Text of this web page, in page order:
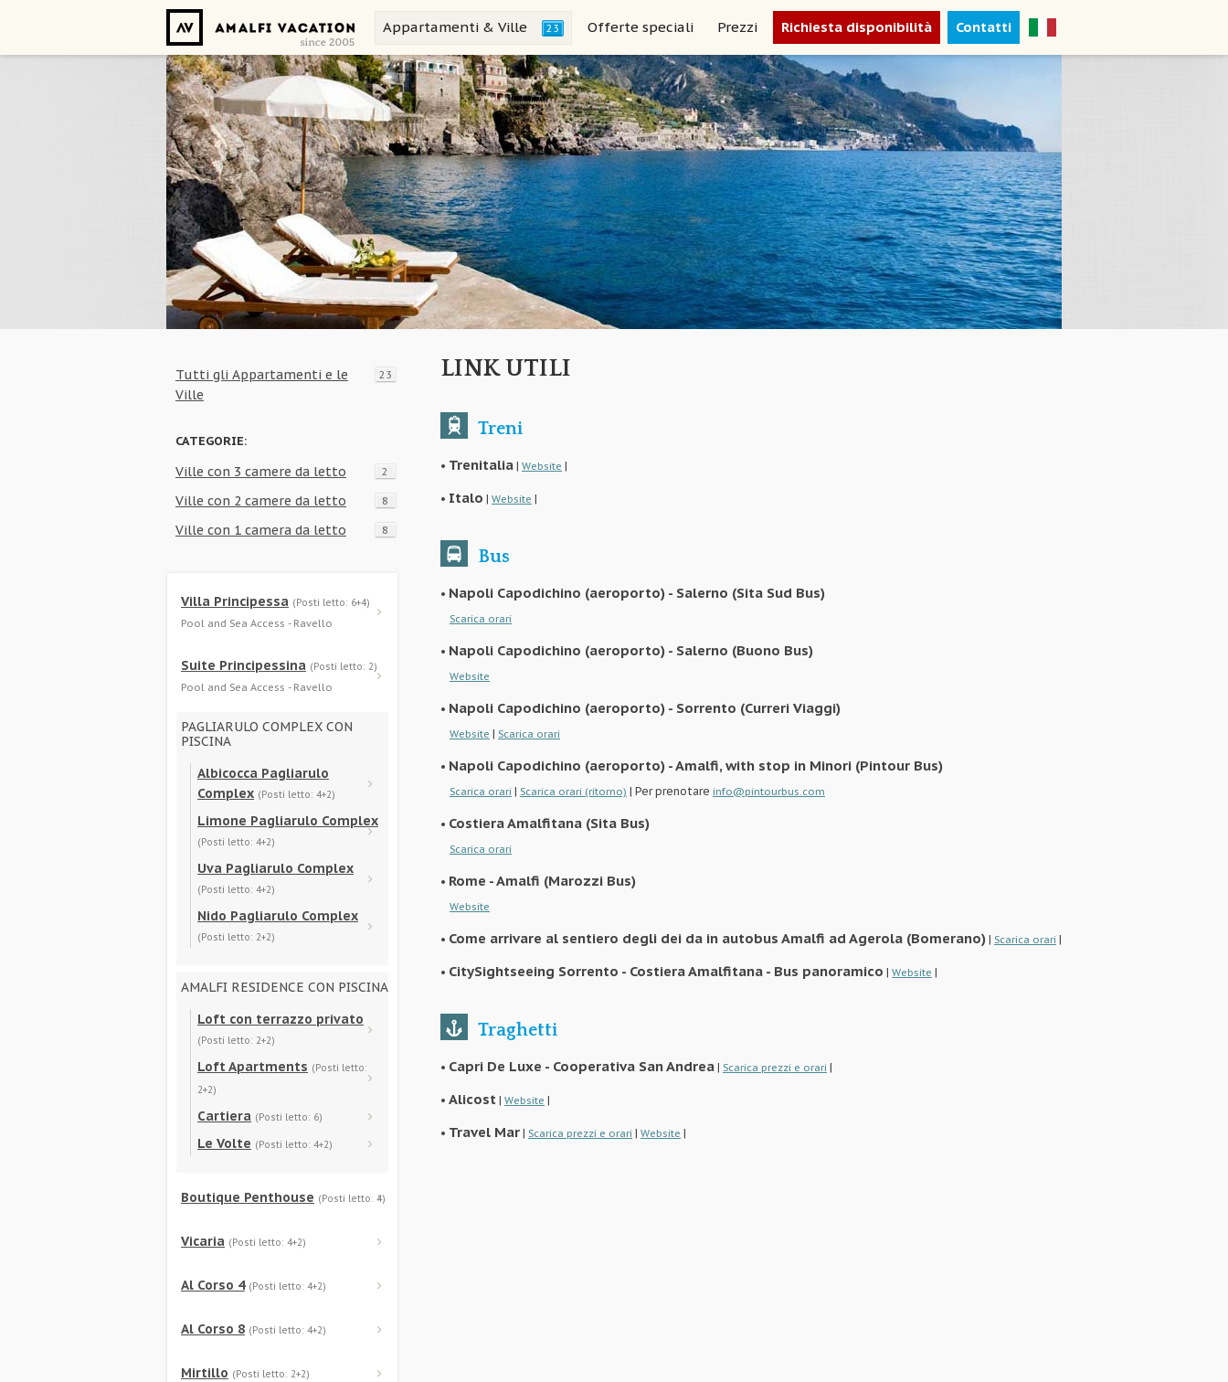
Appartamenti & Ville 23 Offerte speciali Prezzi Richiesta disponibilità Contatti
Tutti gli Appartamenti e le
Ville
23
CATEGORIE:
Ville con 3 camere da letto 2
Ville con 2 camere da letto 8
Ville con 1 camera da letto 8
Villa Principessa (Posti letto: 6+4)
Pool and Sea Access - Ravello
Suite Principessina (Posti letto: 2)
Pool and Sea Access - Ravello
PAGLIARULO COMPLEX CON
PISCINA
Albicocca Pagliarulo
Complex (Posti letto: 4+2)
Limone Pagliarulo Complex
(Posti letto: 4+2)
Uva Pagliarulo Complex
(Posti letto: 4+2)
Nido Pagliarulo Complex
(Posti letto: 2+2)
AMALFI RESIDENCE CON PISCINA
Loft con terrazzo privato
(Posti letto: 2+2)
Loft Apartments (Posti letto:
2+2)
Cartiera (Posti letto: 6)
Le Volte (Posti letto: 4+2)
Boutique Penthouse (Posti letto: 4)
Vicaria (Posti letto: 4+2)
Al Corso 4 (Posti letto: 4+2)
Al Corso 8 (Posti letto: 4+2)
Mirtillo (Posti letto: 2+2)
LINK UTILI
Treni
• Trenitalia |Website |
• Italo |Website |
Bus
• Napoli Capodichino (aeroporto) - Salerno (Sita Sud Bus)
Scarica orari
• Napoli Capodichino (aeroporto) - Salerno (Buono Bus)
Website
• Napoli Capodichino (aeroporto) - Sorrento (Curreri Viaggi)
Website |Scarica orari
• Napoli Capodichino (aeroporto) - Amalfi, with stop in Minori (Pintour Bus)
Scarica orari |Scarica orari (ritorno) | Per prenotare info@pintourbus.com
• Costiera Amalfitana (Sita Bus)
Scarica orari
• Rome - Amalfi (Marozzi Bus)
Website
• Come arrivare al sentiero degli dei da in autobus Amalfi ad Agerola (Bomerano) |Scarica orari |
• CitySightseeing Sorrento - Costiera Amalfitana - Bus panoramico |Website |
Traghetti
• Capri De Luxe - Cooperativa San Andrea |Scarica prezzi e orari |
•Alicost |Website |
• Travel Mar |Scarica prezzi e orari |Website |